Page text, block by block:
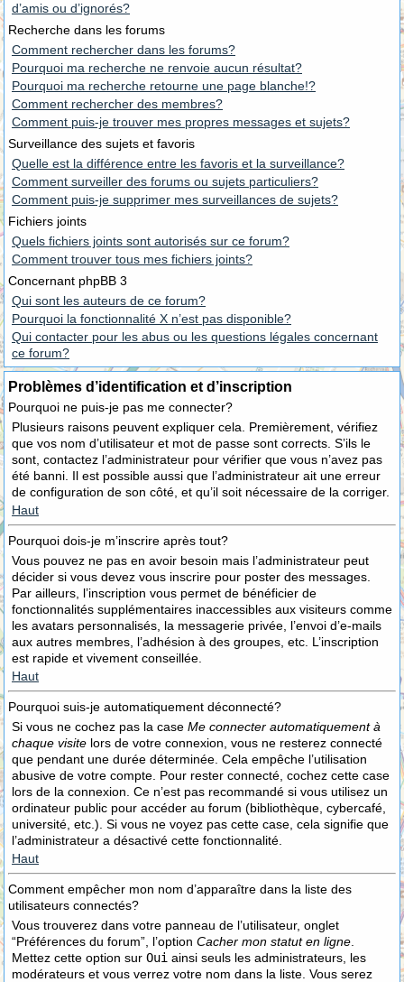
d’amis ou d’ignorés?
Recherche dans les forums
Comment rechercher dans les forums?
Pourquoi ma recherche ne renvoie aucun résultat?
Pourquoi ma recherche retourne une page blanche!?
Comment rechercher des membres?
Comment puis-je trouver mes propres messages et sujets?
Surveillance des sujets et favoris
Quelle est la différence entre les favoris et la surveillance?
Comment surveiller des forums ou sujets particuliers?
Comment puis-je supprimer mes surveillances de sujets?
Fichiers joints
Quels fichiers joints sont autorisés sur ce forum?
Comment trouver tous mes fichiers joints?
Concernant phpBB 3
Qui sont les auteurs de ce forum?
Pourquoi la fonctionnalité X n’est pas disponible?
Qui contacter pour les abus ou les questions légales concernant
ce forum?
Problèmes d’identification et d’inscription
Pourquoi ne puis-je pas me connecter?
Plusieurs raisons peuvent expliquer cela. Premièrement, vérifiez
que vos nom d’utilisateur et mot de passe sont corrects. S’ils le
sont, contactez l’administrateur pour vérifier que vous n’avez pas
été banni. Il est possible aussi que l’administrateur ait une erreur
de configuration de son côté, et qu’il soit nécessaire de la corriger.
Haut
Pourquoi dois-je m’inscrire après tout?
Vous pouvez ne pas en avoir besoin mais l’administrateur peut
décider si vous devez vous inscrire pour poster des messages.
Par ailleurs, l’inscription vous permet de bénéficier de
fonctionnalités supplémentaires inaccessibles aux visiteurs comme
les avatars personnalisés, la messagerie privée, l’envoi d’e-mails
aux autres membres, l’adhésion à des groupes, etc. L’inscription
est rapide et vivement conseillée.
Haut
Pourquoi suis-je automatiquement déconnecté?
Si vous ne cochez pas la case Me connecter automatiquement à
chaque visite lors de votre connexion, vous ne resterez connecté
que pendant une durée déterminée. Cela empêche l’utilisation
abusive de votre compte. Pour rester connecté, cochez cette case
lors de la connexion. Ce n’est pas recommandé si vous utilisez un
ordinateur public pour accéder au forum (bibliothèque, cybercafé,
université, etc.). Si vous ne voyez pas cette case, cela signifie que
l’administrateur a désactivé cette fonctionnalité.
Haut
Comment empêcher mon nom d’apparaître dans la liste des
utilisateurs connectés?
Vous trouverez dans votre panneau de l’utilisateur, onglet
“Préférences du forum”, l’option Cacher mon statut en ligne
Mettez cette option sur Oui ainsi seuls les administrateurs, les
modérateurs et vous verrez votre nom dans la liste. Vous serez